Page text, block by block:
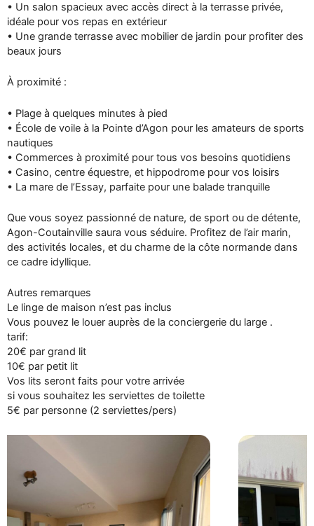
• Un salon spacieux avec accès direct à la terrasse privée,
idéale pour vos repas en extérieur
• Une grande terrasse avec mobilier de jardin pour profiter des
beaux jours
À proximité :
• Plage à quelques minutes à pied
• École de voile à la Pointe d’Agon pour les amateurs de sports
nautiques
• Commerces à proximité pour tous vos besoins quotidiens
• Casino, centre équestre, et hippodrome pour vos loisirs
• La mare de l’Essay, parfaite pour une balade tranquille
Que vous soyez passionné de nature, de sport ou de détente,
Agon-Coutainville saura vous séduire. Profitez de l’air marin,
des activités locales, et du charme de la côte normande dans
ce cadre idyllique.
Autres remarques
Le linge de maison n’est pas inclus
Vous pouvez le louer auprès de la conciergerie du large .
tarif:
20€ par grand lit
10€ par petit lit
Vos lits seront faits pour votre arrivée
si vous souhaitez les serviettes de toilette
5€ par personne (2 serviettes/pers)